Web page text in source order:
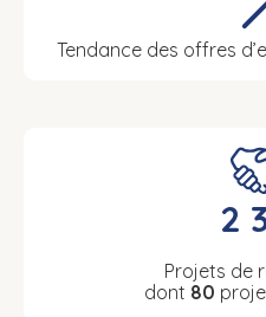
Tendance des offres
2
Projets de
dont 80